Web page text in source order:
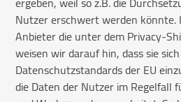
Nutzer erschwert werden könnte.
Anbieter die unter dem Privacy-
weisen wir darauf hin, dass sie
Datenschutzstandards der EU
die Daten der Nutzer im Regelfall